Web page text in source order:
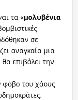
τα «μολυβένια
σε
αναγκαία μια
επιβάλει την
φόβο του χάους